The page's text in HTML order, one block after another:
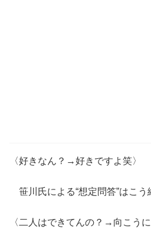
〈好きなん？→好きですよ笑〉
笹川氏による“想定問答”はこう
〈二人はできてんの？→向こう